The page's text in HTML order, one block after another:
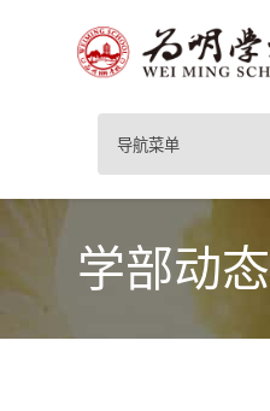
导航菜单
学部动态